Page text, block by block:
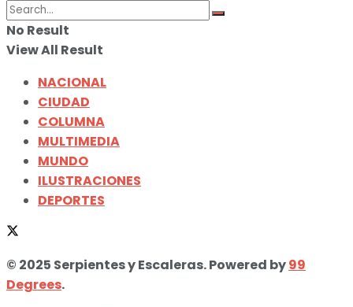
No Result
View All Result
NACIONAL
CIUDAD
COLUMNA
MULTIMEDIA
MUNDO
ILUSTRACIONES
DEPORTES
© 2025 Serpientes y Escaleras. Powered by99
Degrees.